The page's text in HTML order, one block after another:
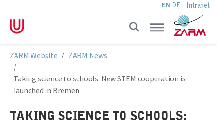
EN DE Intranet
ZARM Website ZARM News
Taking science to schools: New STEM cooperation is
launched in Bremen
TAKING SCIENCE TO SCHOOLS: